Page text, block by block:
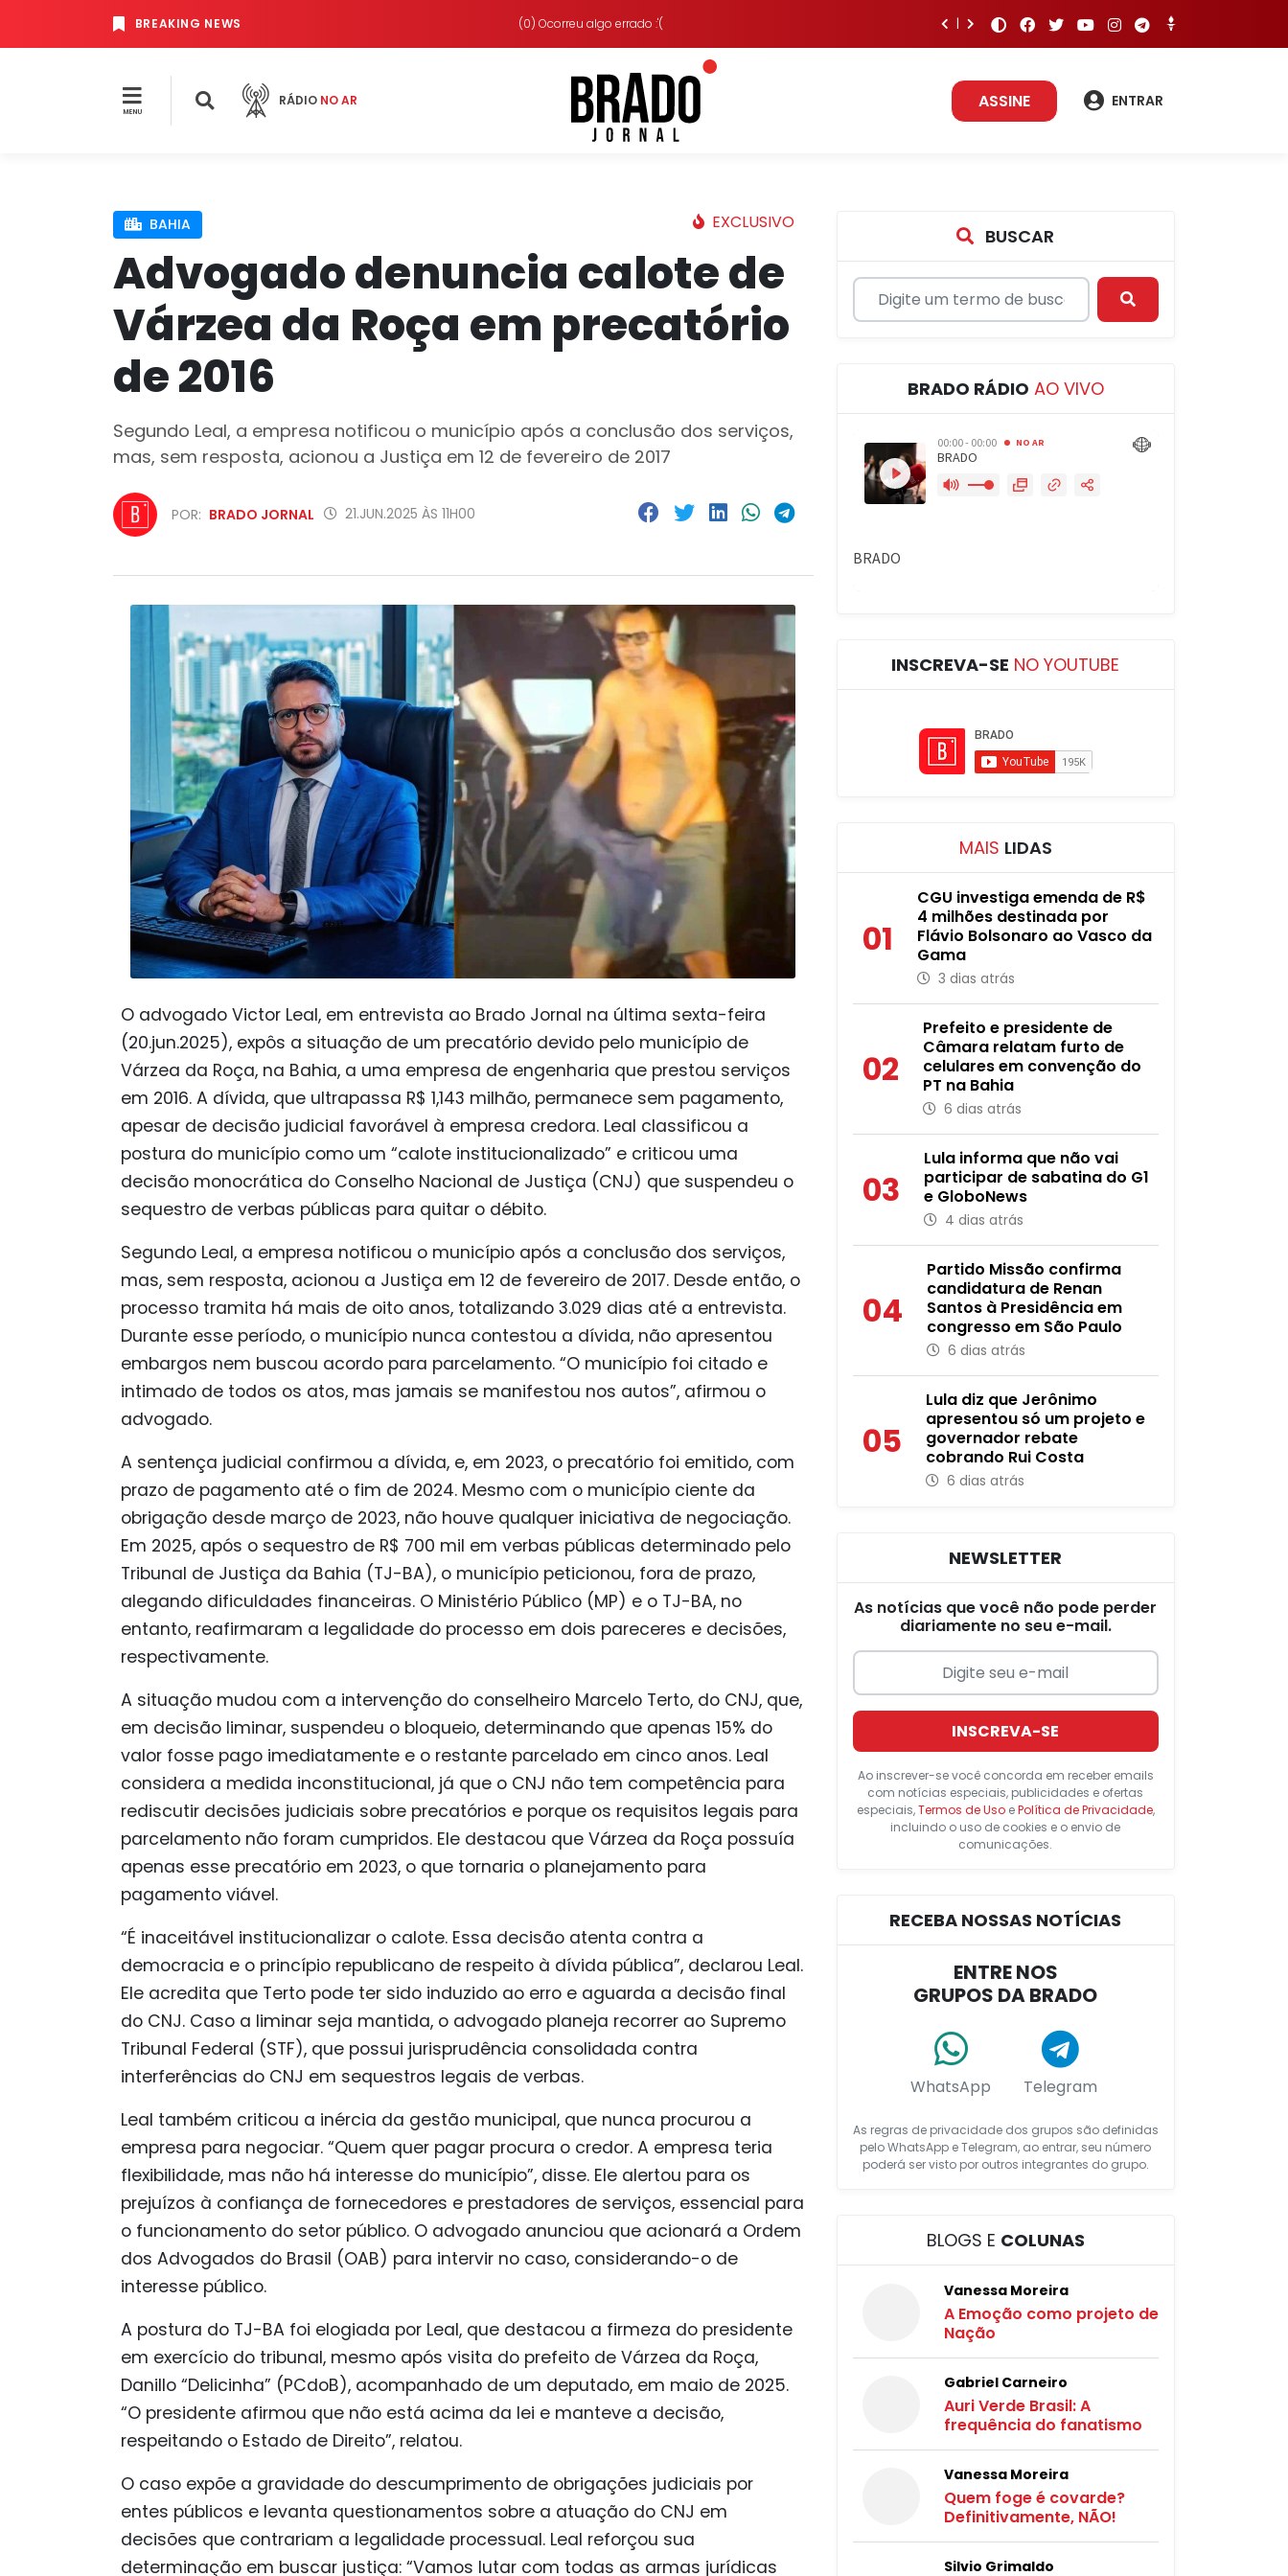
BREAKING NEWS (0) Ocorreu algo errado :'(
MENU
RÁDIO NO AR ASSINE ENTRAR
BAHIA EXCLUSIVO
Advogado denuncia calote de
Várzea da Roça em precatório
de 2016
Segundo Leal, a empresa notificou o município após a conclusão dos serviços,
mas, sem resposta, acionou a Justiça em 12 de fevereiro de 2017
POR: BRADO JORNAL 21.JUN.2025 ÀS 11H00
O advogado Victor Leal, em entrevista ao Brado Jornal na última sexta-feira
(20.jun.2025), expôs a situação de um precatório devido pelo município de
Várzea da Roça, na Bahia, a uma empresa de engenharia que prestou serviços
em 2016. A dívida, que ultrapassa R$ 1,143 milhão, permanece sem pagamento,
apesar de decisão judicial favorável à empresa credora. Leal classificou a
postura do município como um “calote institucionalizado” e criticou uma
decisão monocrática do Conselho Nacional de Justiça (CNJ) que suspendeu o
sequestro de verbas públicas para quitar o débito.
Segundo Leal, a empresa notificou o município após a conclusão dos serviços,
mas, sem resposta, acionou a Justiça em 12 de fevereiro de 2017. Desde então, o
processo tramita há mais de oito anos, totalizando 3.029 dias até a entrevista.
Durante esse período, o município nunca contestou a dívida, não apresentou
embargos nem buscou acordo para parcelamento. “O município foi citado e
intimado de todos os atos, mas jamais se manifestou nos autos”, afirmou o
advogado.
A sentença judicial confirmou a dívida, e, em 2023, o precatório foi emitido, com
prazo de pagamento até o fim de 2024. Mesmo com o município ciente da
obrigação desde março de 2023, não houve qualquer iniciativa de negociação.
Em 2025, após o sequestro de R$ 700 mil em verbas públicas determinado pelo
Tribunal de Justiça da Bahia (TJ-BA), o município peticionou, fora de prazo,
alegando dificuldades financeiras. O Ministério Público (MP) e o TJ-BA, no
entanto, reafirmaram a legalidade do processo em dois pareceres e decisões,
respectivamente.
A situação mudou com a intervenção do conselheiro Marcelo Terto, do CNJ, que,
em decisão liminar, suspendeu o bloqueio, determinando que apenas 15% do
valor fosse pago imediatamente e o restante parcelado em cinco anos. Leal
considera a medida inconstitucional, já que o CNJ não tem competência para
rediscutir decisões judiciais sobre precatórios e porque os requisitos legais para
parcelamento não foram cumpridos. Ele destacou que Várzea da Roça possuía
apenas esse precatório em 2023, o que tornaria o planejamento para
pagamento viável.
“É inaceitável institucionalizar o calote. Essa decisão atenta contra a
democracia e o princípio republicano de respeito à dívida pública”, declarou Leal.
Ele acredita que Terto pode ter sido induzido ao erro e aguarda a decisão final
do CNJ. Caso a liminar seja mantida, o advogado planeja recorrer ao Supremo
Tribunal Federal (STF), que possui jurisprudência consolidada contra
interferências do CNJ em sequestros legais de verbas.
Leal também criticou a inércia da gestão municipal, que nunca procurou a
empresa para negociar. “Quem quer pagar procura o credor. A empresa teria
flexibilidade, mas não há interesse do município”, disse. Ele alertou para os
prejuízos à confiança de fornecedores e prestadores de serviços, essencial para
o funcionamento do setor público. O advogado anunciou que acionará a Ordem
dos Advogados do Brasil (OAB) para intervir no caso, considerando-o de
interesse público.
A postura do TJ-BA foi elogiada por Leal, que destacou a firmeza do presidente
em exercício do tribunal, mesmo após visita do prefeito de Várzea da Roça,
Danillo “Delicinha” (PCdoB), acompanhado de um deputado, em maio de 2025.
“O presidente afirmou que não está acima da lei e manteve a decisão,
respeitando o Estado de Direito”, relatou.
O caso expõe a gravidade do descumprimento de obrigações judiciais por
entes públicos e levanta questionamentos sobre a atuação do CNJ em
decisões que contrariam a legalidade processual. Leal reforçou sua
determinação em buscar justiça: “Vamos lutar com todas as armas jurídicas
BUSCAR
BRADO RÁDIO AO VIVO
INSCREVA-SE NO YOUTUBE
MAIS LIDAS
01
CGU investiga emenda de R$
4 milhões destinada por
Flávio Bolsonaro ao Vasco da
Gama
3 dias atrás
02
Prefeito e presidente de
Câmara relatam furto de
celulares em convenção do
PT na Bahia
6 dias atrás
03
Lula informa que não vai
participar de sabatina do G1
e GloboNews
4 dias atrás
04
Partido Missão confirma
candidatura de Renan
Santos à Presidência em
congresso em São Paulo
6 dias atrás
05
Lula diz que Jerônimo
apresentou só um projeto e
governador rebate
cobrando Rui Costa
6 dias atrás
NEWSLETTER
As notícias que você não pode perder
diariamente no seu e-mail.
INSCREVA-SE
Ao inscrever-se você concorda em receber emails
com notícias especiais, publicidades e ofertas
especiais,Termos de UsoePolítica de Privacidade,
incluindo o uso de cookies e o envio de
comunicações.
RECEBA NOSSAS NOTÍCIAS
ENTRE NOS
GRUPOS DA BRADO
WhatsApp Telegram
As regras de privacidade dos grupos são definidas
pelo WhatsApp e Telegram, ao entrar, seu número
poderá ser visto por outros integrantes do grupo.
BLOGS E COLUNAS
Vanessa Moreira
A Emoção como projeto de
Nação
Gabriel Carneiro
Auri Verde Brasil: A
frequência do fanatismo
Vanessa Moreira
Quem foge é covarde?
Definitivamente, NÃO!
Silvio Grimaldo